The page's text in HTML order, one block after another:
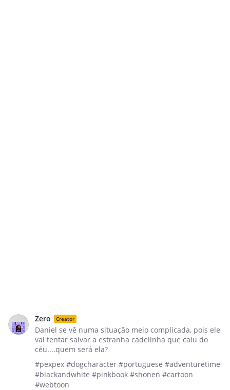
Zero Creator
Daniel se vê numa situação meio complicada, pois ele
vai tentar salvar a estranha cadelinha que caiu do
céu....quem será ela?
#pexpex #dogcharacter #portuguese #adventuretime
#blackandwhite #pinkbook #shonen #cartoon
#webtoon